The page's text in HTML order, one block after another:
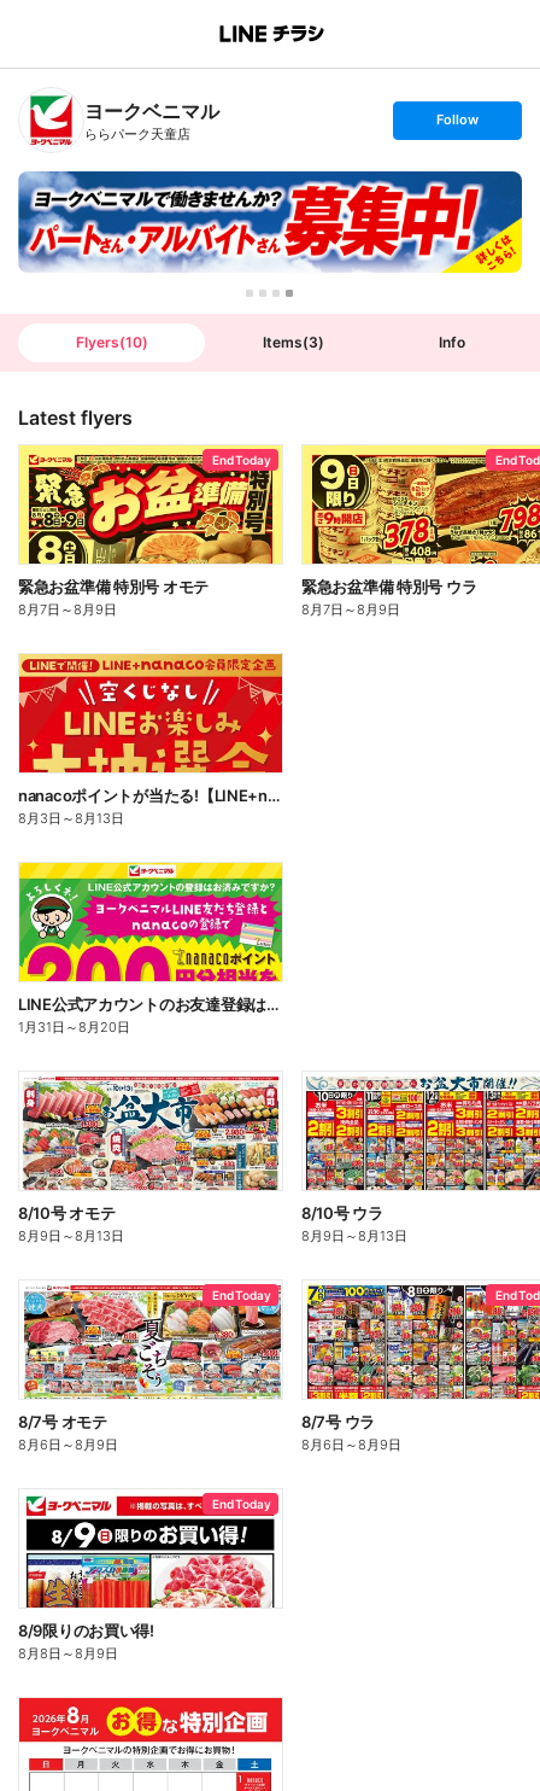
B
n
T
ヨークベニマル
ららパーク天童店
s
t
o
l
o
w
Follow
Flyers(10) Items(3) Info
Latest flyers
End Today
緊急お盆準備 特別号 オモテ
8月7日 ～8月9日
End
緊急お盆準備 特別号 ウラ
8月7日 ～8月9日
nanacoポイントが当たる!【LINE+nanaco会員限定】LINEお楽しみ大抽選会!
8月3日 ～8月13日
LINE公式アカウントのお友達登録はお済みですか?
1月31日 ～8月20日
8/10号 オモテ
8月9日 ～8月13日
8/10号 ウラ
8月9日 ～8月13日
End Today
8/7号 オモテ
8月6日 ～8月9日
End
8/7号 ウラ
8月6日 ～8月9日
End Today
8/9限りのお買い得!
8月8日 ～8月9日